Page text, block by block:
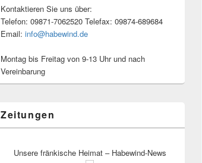
Kontaktieren Sie uns über:
Telefon: 09871-7062520 Telefax: 09874-689684
Email: info@habewind.de
Montag bis Freitag von 9-13 Uhr und nach
Vereinbarung
Zeitungen
Unsere fränkische Heimat – Habewind-News